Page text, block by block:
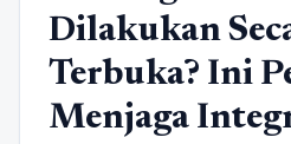
Dilakukan
Terbuka? Ini
Menjaga